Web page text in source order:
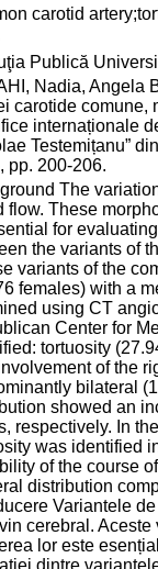
carotid
Publică
Nadia, Angela
carotide comune,
internaționale
Testemițanu”
pp. 200-206.
The
flow. These
for
the variants of
variants of the
females) with a
using CT
Center for
tortuosity
of the
bilateral
showed an
respectively. In
was identified
of the course
distribution
Variantele
cerebral.
lor este
dintre